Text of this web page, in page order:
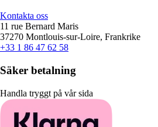
Kontakta oss
11 rue Bernard Maris
37270 Montlouis-sur-Loire, Frankrike
+33 1 86 47 62 58
Säker betalning
Handla tryggt på vår sida